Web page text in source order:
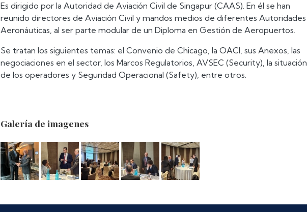
Es dirigido por la Autoridad de Aviación Civil de Singapur (CAAS). En él se han
reunido directores de Aviación Civil y mandos medios de diferentes Autoridades
Aeronáuticas, al ser parte modular de un Diploma en Gestión de Aeropuertos.
Se tratan los siguientes temas: el Convenio de Chicago, la OACI, sus Anexos, las
negociaciones en el sector, los Marcos Regulatorios, AVSEC (Security), la situación
de los operadores y Seguridad Operacional (Safety), entre otros.
Galería de imagenes